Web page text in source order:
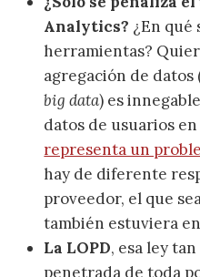
Analytics? ¿En qué
herramientas?
agregación de datos
big data) es
datos de usuarios
representa un
hay de diferente
proveedor, el que
también estuviera
La LOPD, esa ley
penetrada de toda